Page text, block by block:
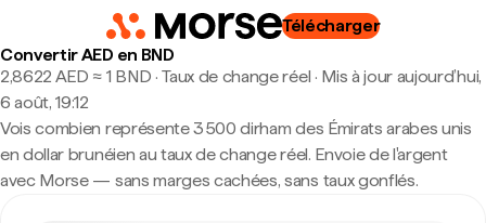
Télécharger
Convertir AED en BND
2,8622 AED ≈ 1 BND · Taux de change réel · Mis à jour aujourd’hui,
6 août, 19:12
Vois combien représente 3 500 dirham des Émirats arabes unis
en dollar brunéien au taux de change réel. Envoie de l'argent
avec Morse — sans marges cachées, sans taux gonflés.